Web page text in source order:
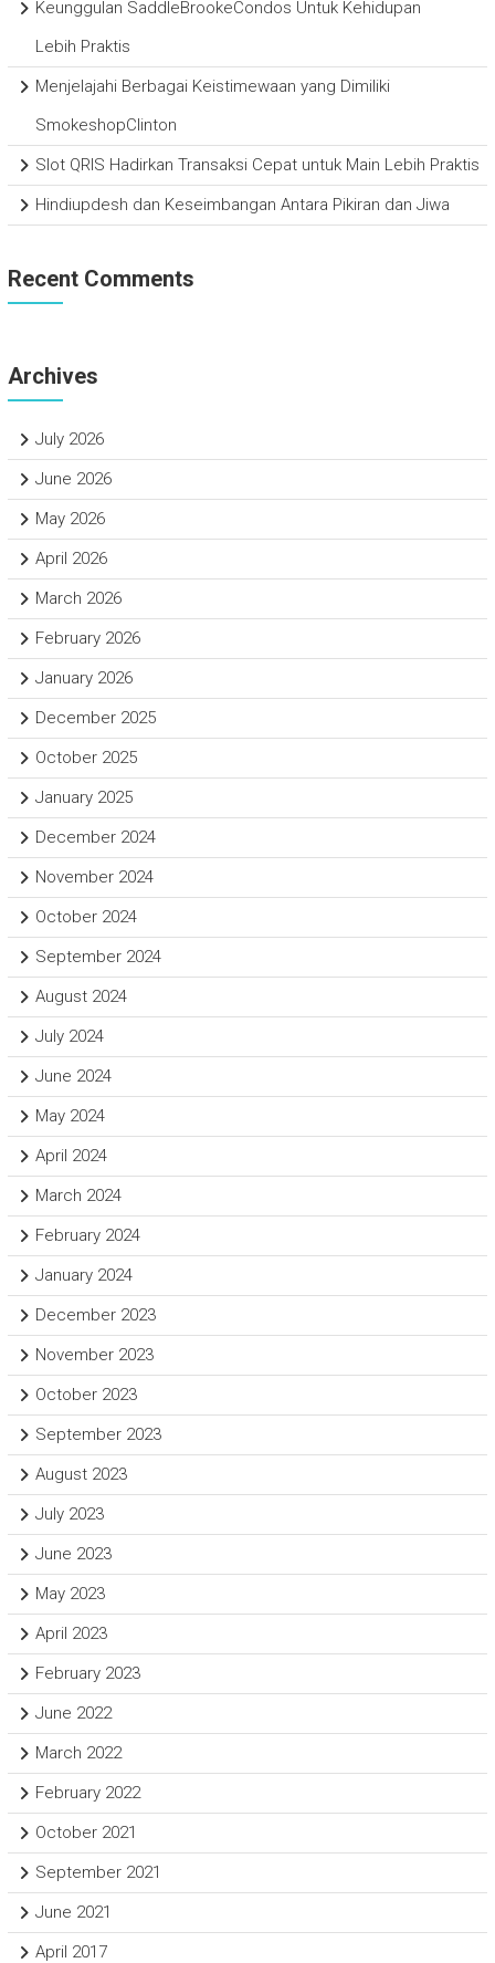
Keunggulan SaddleBrookeCondos Untuk Kehidupan
Lebih Praktis
Menjelajahi Berbagai Keistimewaan yang Dimiliki
SmokeshopClinton
Slot QRIS Hadirkan Transaksi Cepat untuk Main Lebih Praktis
Hindiupdesh dan Keseimbangan Antara Pikiran dan Jiwa
Recent Comments
Archives
July 2026
June 2026
May 2026
April 2026
March 2026
February 2026
January 2026
December 2025
October 2025
January 2025
December 2024
November 2024
October 2024
September 2024
August 2024
July 2024
June 2024
May 2024
April 2024
March 2024
February 2024
January 2024
December 2023
November 2023
October 2023
September 2023
August 2023
July 2023
June 2023
May 2023
April 2023
February 2023
June 2022
March 2022
February 2022
October 2021
September 2021
June 2021
April 2017